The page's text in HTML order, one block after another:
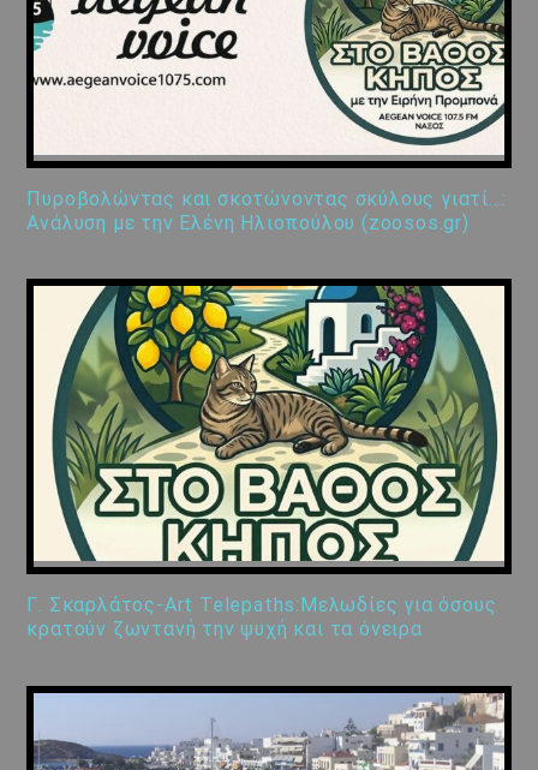
Πυροβολώντας και σκοτώνοντας σκύλους γιατί…:
Ανάλυση με την Ελένη Ηλιοπούλου (zoosos.gr)
Γ. Σκαρλάτος-Art Telepaths:Μελωδίες για όσους
κρατούν ζωντανή την ψυχή και τα όνειρα